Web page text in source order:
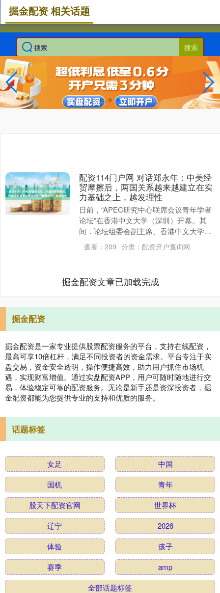
搜索
掘金配资 相关话题
配资114门户网 对话郑永年：中美经
贸摩擦后，两国关系越来越建立在实
力基础之上，越发理性
日前，“APEC研究中心联席会议青年学者
论坛”在香港中文大学（深圳）开幕。其
间，论坛组委会副主席、香港中文大学
（深圳）公共政策学院院长、前海国际事
务研究院院长郑....
查看： 209 分类： 配资开户查询网
掘金配资文章已加载完成
掘金配资
掘金配资是一家专业提供股票配资服务的平台，支持在线配资，
最高可享10倍杠杆，满足不同投资者的资金需求。平台专注于实
盘交易，资金安全透明，操作便捷高效，助力用户抓住市场机
遇，实现财富增值。通过实盘配资APP，用户可随时随地进行交
易，体验稳定可靠的配资服务。无论是新手还是资深投资者，掘
金配资都能为您提供专业的支持和优质的服务。
话题标签
女足
中国
国机
青年
股天下配资官网
世界杯
辽宁
2026
体验
孩子
赛季
amp
全部话题标签